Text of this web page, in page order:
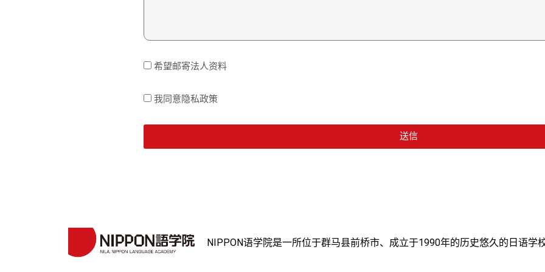
希望邮寄法人资料
我同意隐私政策
送信
NIPPON语学院是一所位于群马县前桥市、成立于1990年的历史悠久的日语学